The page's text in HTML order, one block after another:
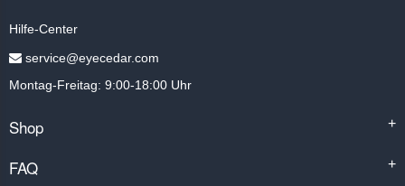
Hilfe-Center
service@eyecedar.com
Montag-Freitag: 9:00-18:00 Uhr
Shop +
FAQ +